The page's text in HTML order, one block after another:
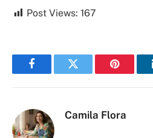
Post Views: 167
FacebookTwitter Pinterest
Camila Flora